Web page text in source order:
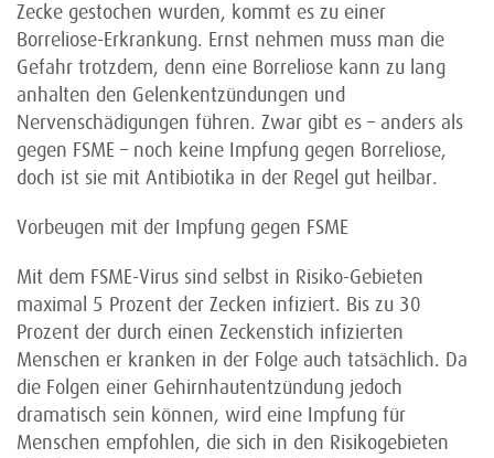
Zecke gestochen wurden, kommt es zu einer
Borreliose-Erkrankung. Ernst nehmen muss man die
Gefahr trotzdem, denn eine Borreliose kann zu lang
anhalten den Gelenkentzündungen und
Nervenschädigungen führen. Zwar gibt es – anders als
gegen FSME – noch keine Impfung gegen Borreliose,
doch ist sie mit Antibiotika in der Regel gut heilbar.
Vorbeugen mit der Impfung gegen FSME
Mit dem FSME-Virus sind selbst in Risiko-Gebieten
maximal 5 Prozent der Zecken infiziert. Bis zu 30
Prozent der durch einen Zeckenstich infizierten
Menschen er kranken in der Folge auch tatsächlich. Da
die Folgen einer Gehirnhautentzündung jedoch
dramatisch sein können, wird eine Impfung für
Menschen empfohlen, die sich in den Risikogebieten